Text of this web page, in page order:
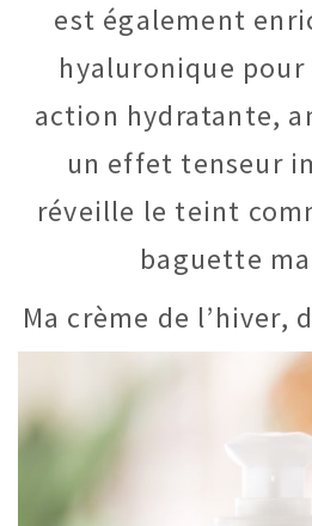
est également
hyaluronique
action hydratante,
un effet tenseur
réveille le teint
baguette
Ma crème de